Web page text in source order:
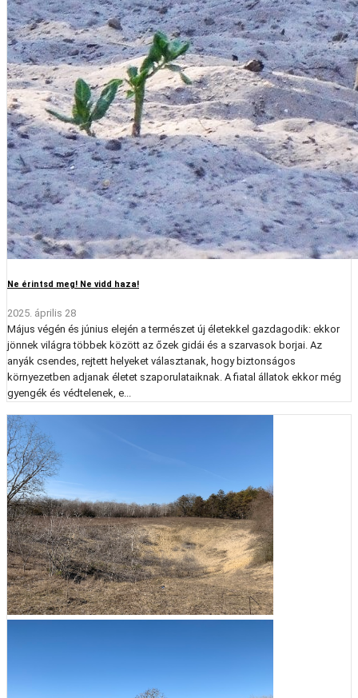
Ne érintsd meg! Ne vidd haza!
2025. április 28
Május végén és június elején a természet új életekkel gazdagodik: ekkor
jönnek világra többek között az őzek gidái és a szarvasok borjai. Az
anyák csendes, rejtett helyeket választanak, hogy biztonságos
környezetben adjanak életet szaporulataiknak. A fiatal állatok ekkor még
gyengék és védtelenek, e...